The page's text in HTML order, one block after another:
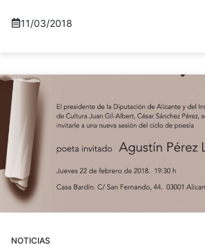
11/03/2018
NOTICIAS